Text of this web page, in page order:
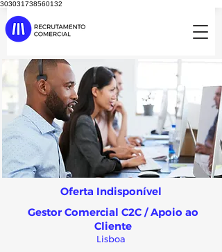
303031738560132
Oferta Indisponível
Gestor Comercial C2C / Apoio ao
Cliente
Lisboa